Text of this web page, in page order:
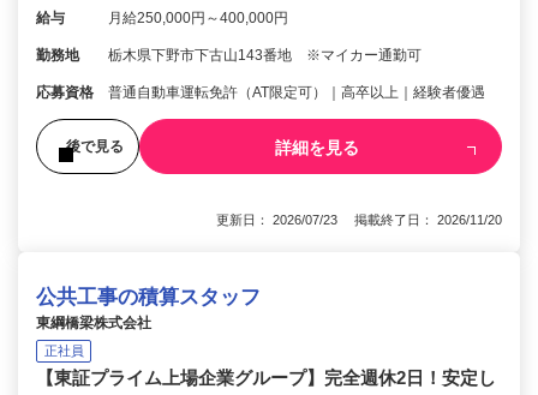
給与 月給250,000円～400,000円
勤務地 栃木県下野市下古山143番地 ※マイカー通勤可
応募資格 普通自動車運転免許（AT限定可）｜高卒以上｜経験者優遇
後で見る 詳細を見る
更新日： 2026/07/23 掲載終了日： 2026/11/20
公共工事の積算スタッフ
東綱橋梁株式会社
正社員
【東証プライム上場企業グループ】完全週休2日！安定し